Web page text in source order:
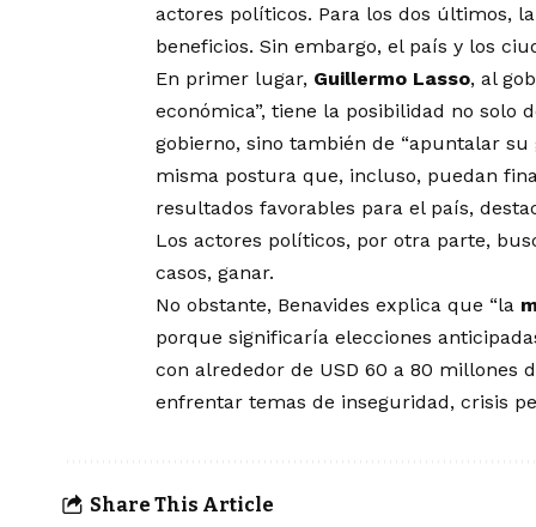
actores políticos. Para los dos últimos,
beneficios. Sin embargo, el país y los
En primer lugar, Guillermo Lasso, al
económica”, tiene la posibilidad no solo
gobierno, sino también de “apuntalar
misma postura que, incluso, puedan
resultados favorables para el país,
Los actores políticos, por otra parte,
casos, ganar.
No obstante, Benavides explica que “la
porque significaría elecciones
con alrededor de USD 60 a 80 millones
enfrentar temas de inseguridad, crisis
Share This Article